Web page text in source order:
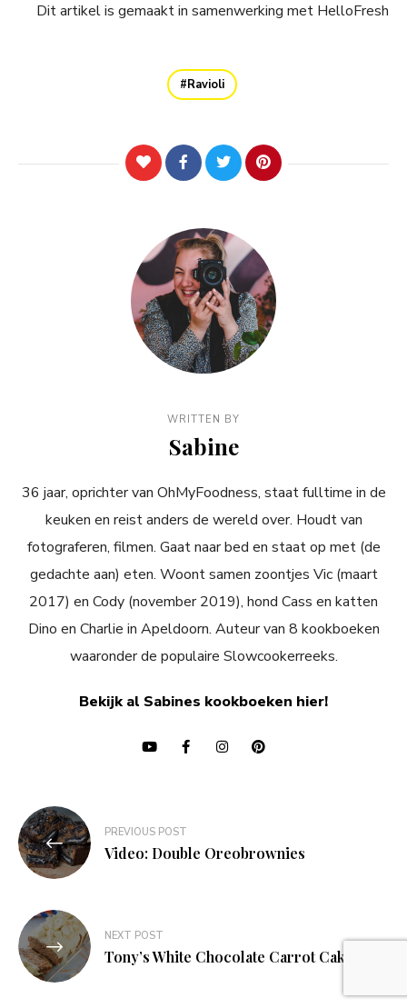
Dit artikel is gemaakt in samenwerking met HelloFresh
Ravioli
WRITTEN BY
Sabine
36 jaar, oprichter van OhMyFoodness, staat fulltime in de
keuken en reist anders de wereld over. Houdt van
fotograferen, filmen. Gaat naar bed en staat op met (de
gedachte aan) eten. Woont samen zoontjes Vic (maart
2017) en Cody (november 2019), hond Cass en katten
Dino en Charlie in Apeldoorn. Auteur van 8 kookboeken
waaronder de populaire Slowcookerreeks.
Bekijk al Sabines kookboeken hier!
Bericht
navigatie
PREVIOUS POST
Video: Double Oreobrownies
NEXT POST
Tony’s White Chocolate Carrot Cake